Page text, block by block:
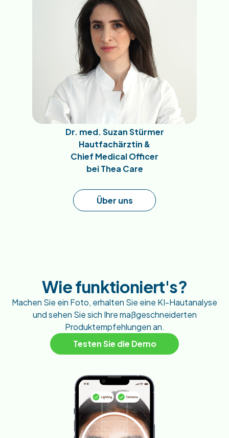
Dr. med. Suzan Stürmer
Hautfachärztin &
Chief Medical Officer
bei Thea Care
Über uns
Wiefunktioniert's?
Machen Sie ein Foto, erhalten Sie eine KI-Hautanalyse
und sehen Sie sich Ihre maßgeschneiderten
Produktempfehlungen an.
Testen Sie die Demo